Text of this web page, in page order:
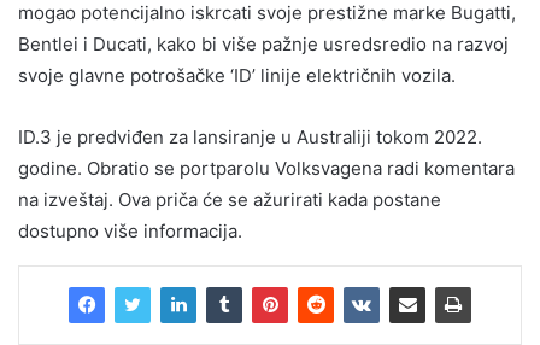
mogao potencijalno iskrcati svoje prestižne marke Bugatti,
Bentlei i Ducati, kako bi više pažnje usredsredio na razvoj
svoje glavne potrošačke ‘ID’ linije električnih vozila.
ID.3 je predviđen za lansiranje u Australiji tokom 2022.
godine. Obratio se portparolu Volksvagena radi komentara
na izveštaj. Ova priča će se ažurirati kada postane
dostupno više informacija.